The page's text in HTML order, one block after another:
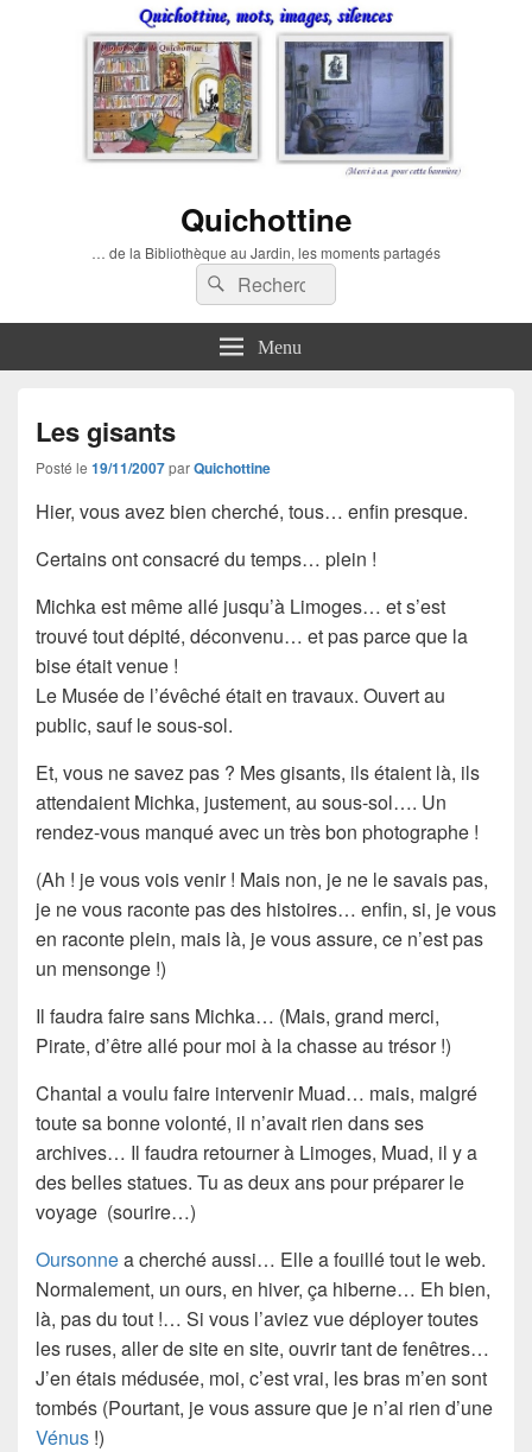
Quichottine
… de la Bibliothèque au Jardin, les moments partagés
Recherche :
Rechercher
Menu
Les gisants
Posté le 19/11/2007parQuichottine
Hier, vous avez bien cherché, tous… enfin presque.
Certains ont consacré du temps… plein !
Michka est même allé jusqu’à Limoges… et s’est
trouvé tout dépité, déconvenu… et pas parce que la
bise était venue !
Le Musée de l’évêché était en travaux. Ouvert au
public, sauf le sous-sol.
Et, vous ne savez pas ? Mes gisants, ils étaient là, ils
attendaient Michka, justement, au sous-sol…. Un
rendez-vous manqué avec un très bon photographe !
(Ah ! je vous vois venir ! Mais non, je ne le savais pas,
je ne vous raconte pas des histoires… enfin, si, je vous
en raconte plein, mais là, je vous assure, ce n’est pas
un mensonge !)
Il faudra faire sans Michka… (Mais, grand merci,
Pirate, d’être allé pour moi à la chasse au trésor !)
Chantal a voulu faire intervenir Muad… mais, malgré
toute sa bonne volonté, il n’avait rien dans ses
archives… Il faudra retourner à Limoges, Muad, il y a
des belles statues. Tu as deux ans pour préparer le
voyage (sourire…)
Oursonnea cherché aussi… Elle a fouillé tout leweb.
Normalement, un ours, en hiver, ça hiberne… Eh bien,
là, pas du tout !… Si vous l’aviez vue déployer toutes
les ruses, aller de site en site, ouvrir tant defenêtres…
J’en étais médusée, moi, c’est vrai, les bras m’en sont
tombés (Pourtant, je vous assure que je n’ai rien d’une
Vénus !)